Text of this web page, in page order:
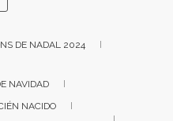
DE NADAL 2024
NAVIDAD
NACIDO